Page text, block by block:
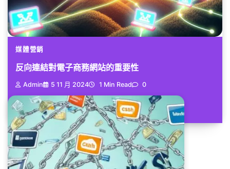
媒體營銷
反向連結對電子商務網站的重要性
Admin 5 11 月 2024 1 Min Read 0
許多人可能對於「反向連結」這個...